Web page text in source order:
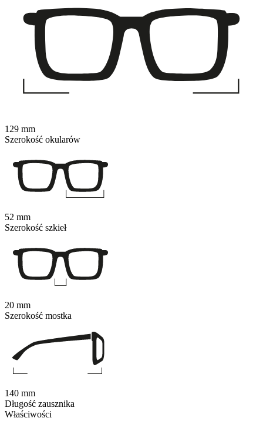
Właściwości
129 mm
Szerokość okularów
52 mm
Szerokość szkieł
20 mm
Szerokość mostka
140 mm
Długość zausznika